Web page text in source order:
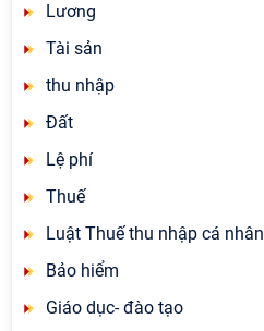
Lương
Tài sản
thu nhập
Đất
Lệ phí
Thuế
Luật Thuế thu nhập cá nhân
Bảo hiểm
Giáo dục- đào tạo